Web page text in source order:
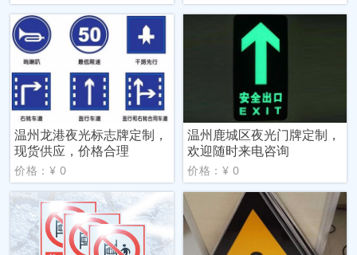
温州龙港夜光标志牌定制，
现货供应，价格合理
价格：¥ 0
温州鹿城区夜光门牌定制，
欢迎随时来电咨询
价格：¥ 0